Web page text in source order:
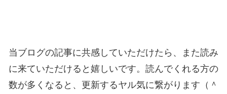
当ブログの記事に共感していただけたら、また読み
に来ていただけると嬉しいです。読んでくれる方の
数が多くなると、更新するヤル気に繋がります（＾